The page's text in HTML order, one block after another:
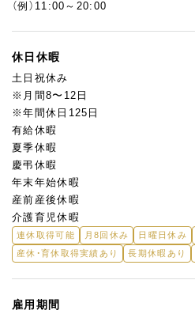
（例）11:00～20:00
休日休暇
土日祝休み
※月間8〜12日
※年間休日125日
有給休暇
夏季休暇
慶弔休暇
年末年始休暇
産前産後休暇
介護育児休暇
連休取得可能 月8回休み 日曜日休み
産休・育休取得実績あり
長期休暇あり
雇用期間